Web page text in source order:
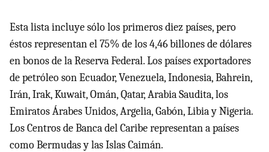
Esta lista incluye sólo los primeros diez países, pero
éstos representan el 75% de los 4,46 billones de dólares
en bonos de la Reserva Federal. Los países exportadores
de petróleo son Ecuador, Venezuela, Indonesia, Bahrein,
Irán, Irak, Kuwait, Omán, Qatar, Arabia Saudita, los
Emiratos Árabes Unidos, Argelia, Gabón, Libia y Nigeria.
Los Centros de Banca del Caribe representan a países
como Bermudas y las Islas Caimán.